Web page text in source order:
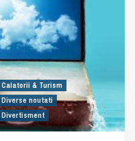
Calatorii & Turism
Diverse noutati
Divertisment